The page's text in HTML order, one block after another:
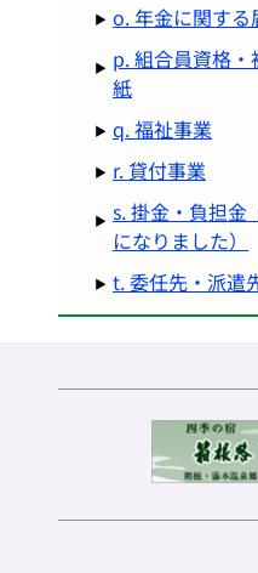
o. 年金に関する
p. 組合員資格
紙
q. 福祉事業
r. 貸付事業
s. 掛金・負担金
になりました）
t. 委任先・派遣